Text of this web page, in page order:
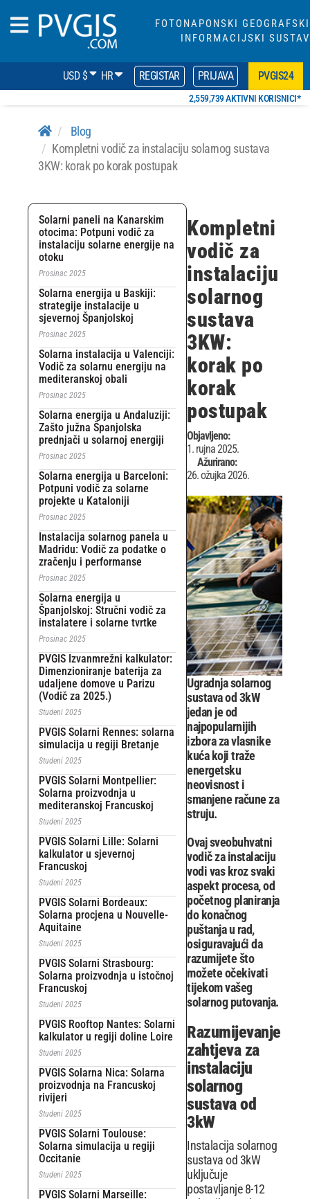
FOTONAPONSKI GEOGRAFSKI
INFORMACIJSKI SUSTAV
USD $ HR REGISTAR PRIJAVA PVGIS24
2,559,739 AKTIVNI KORISNICI*
Blog
Kompletni vodič za instalaciju solarnog sustava
3KW: korak po korak postupak
Solarni paneli na Kanarskim
otocima: Potpuni vodič za
instalaciju solarne energije na
otoku
Prosinac 2025
Solarna energija u Baskiji:
strategije instalacije u
sjevernoj Španjolskoj
Prosinac 2025
Solarna instalacija u Valenciji:
Vodič za solarnu energiju na
mediteranskoj obali
Prosinac 2025
Solarna energija u Andaluziji:
Zašto južna Španjolska
prednjači u solarnoj energiji
Prosinac 2025
Solarna energija u Barceloni:
Potpuni vodič za solarne
projekte u Kataloniji
Prosinac 2025
Instalacija solarnog panela u
Madridu: Vodič za podatke o
zračenju i performanse
Prosinac 2025
Solarna energija u
Španjolskoj: Stručni vodič za
instalatere i solarne tvrtke
Prosinac 2025
PVGIS Izvanmrežni kalkulator:
Dimenzioniranje baterija za
udaljene domove u Parizu
(Vodič za 2025.)
Studeni 2025
PVGIS Solarni Rennes: solarna
simulacija u regiji Bretanje
Studeni 2025
PVGIS Solarni Montpellier:
Solarna proizvodnja u
mediteranskoj Francuskoj
Studeni 2025
PVGIS Solarni Lille: Solarni
kalkulator u sjevernoj
Francuskoj
Studeni 2025
PVGIS Solarni Bordeaux:
Solarna procjena u Nouvelle-
Aquitaine
Studeni 2025
PVGIS Solarni Strasbourg:
Solarna proizvodnja u istočnoj
Francuskoj
Studeni 2025
PVGIS Rooftop Nantes: Solarni
kalkulator u regiji doline Loire
Studeni 2025
PVGIS Solarna Nica: Solarna
proizvodnja na Francuskoj
rivijeri
Studeni 2025
PVGIS Solarni Toulouse:
Solarna simulacija u regiji
Occitanie
Studeni 2025
PVGIS Solarni Marseille:
Kompletni
vodič za
instalaciju
solarnog
sustava
3KW:
korak po
korak
postupak
Objavljeno:
1. rujna 2025.
Ažurirano:
26. ožujka 2026.
Ugradnja solarnog
sustava od 3kW
jedan je od
najpopularnijih
izbora za vlasnike
kuća koji traže
energetsku
neovisnost i
smanjene račune za
struju.
Ovaj sveobuhvatni
vodič za instalaciju
vodi vas kroz svaki
aspekt procesa, od
početnog planiranja
do konačnog
puštanja u rad,
osiguravajući da
razumijete što
možete očekivati ​​
tijekom vašeg
solarnog putovanja.
Razumijevanje
zahtjeva za
instalaciju
solarnog
sustava od
3kW
Instalacija solarnog
sustava od 3kW
uključuje
postavljanje 8-12